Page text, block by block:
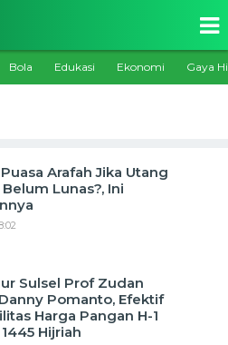
Bola Edukasi Ekonomi Gaya
Arafah Jika Utang
Lunas?, Ini
Sulsel Prof Zudan
Pomanto, Efektif
Harga Pangan H-1
Hijriah